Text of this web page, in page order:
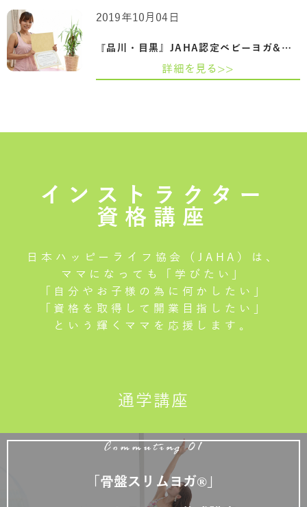
『品川・目黒』JAHA認定ベビーヨガ&ママヨ…
2019年10月04日
詳細を見る>>
インストラクター
資格講座
日本ハッピーライフ協会（JAHA）は、
ママになっても「学びたい」
「自分やお子様の為に何かしたい」
「資格を取得して開業目指したい」
という輝くママを応援します。
通学講座
Commuting 01
「骨盤スリムヨガ®」